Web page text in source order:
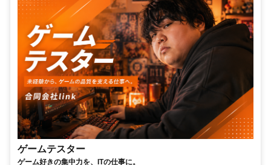
ゲームテスター
ゲーム好きの集中力を、ITの仕事に。